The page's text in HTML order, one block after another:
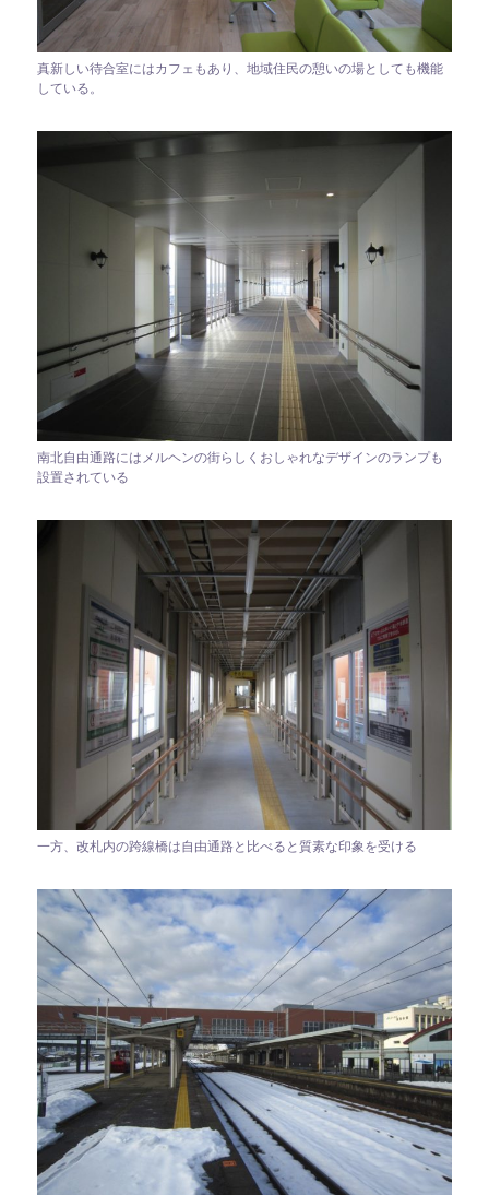
真新しい待合室にはカフェもあり、地域住民の憩いの場としても機能
している。
南北自由通路にはメルヘンの街らしくおしゃれなデザインのランプも
設置されている
一方、改札内の跨線橋は自由通路と比べると質素な印象を受ける